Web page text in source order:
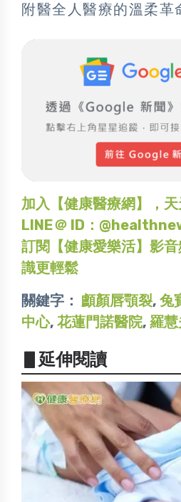
附醫全人醫療的溫柔革
加入【健康醫療網】，天
LINE＠ ID：
訂閱【健康愛樂活】影
識更輕鬆
關鍵字： 顱顏唇顎裂, 兔
中心, 花蓮門諾醫院, 羅
▋延伸閱讀